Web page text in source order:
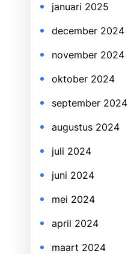
januari 2025
december 2024
november 2024
oktober 2024
september 2024
augustus 2024
juli 2024
juni 2024
mei 2024
april 2024
maart 2024